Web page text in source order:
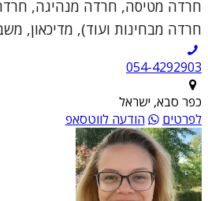
חרדה מטיסה, חרדה מנהיגה,
חרדה מבחינות ועוד), מדיכאון,
054-4292903
כפר סבא, ישראל
לפרטים
הודעה לווטסאפ